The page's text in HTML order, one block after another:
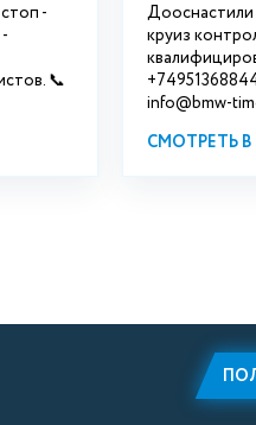
-
📞
Дооснастили
круиз
info@bmw-
СМОТРЕТЬ В